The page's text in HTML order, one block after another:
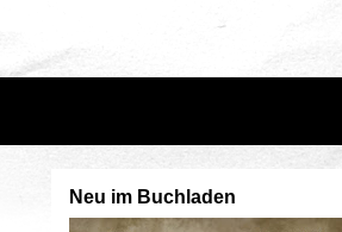
Neu im Buchladen